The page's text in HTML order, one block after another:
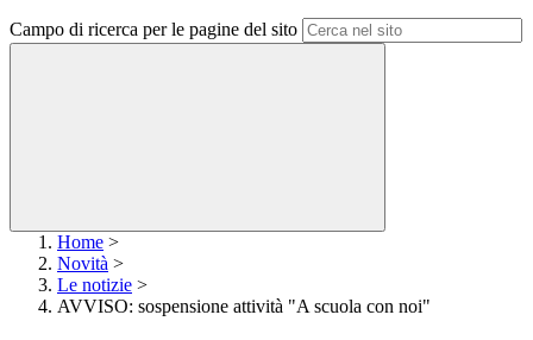
Campo di ricerca per le pagine del sito
Home >
Novità >
Le notizie >
AVVISO: sospensione attività "A scuola con noi"